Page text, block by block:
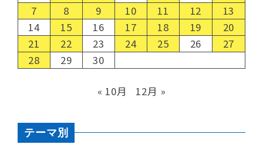
7
8 9 10 11 12
13
14
15 16 17 18 19
20
21
22 23 24 25 26
27
28
29 30
« 10月 12月 »
テーマ別